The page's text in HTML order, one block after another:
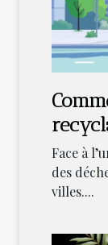
Face à
des
villes....